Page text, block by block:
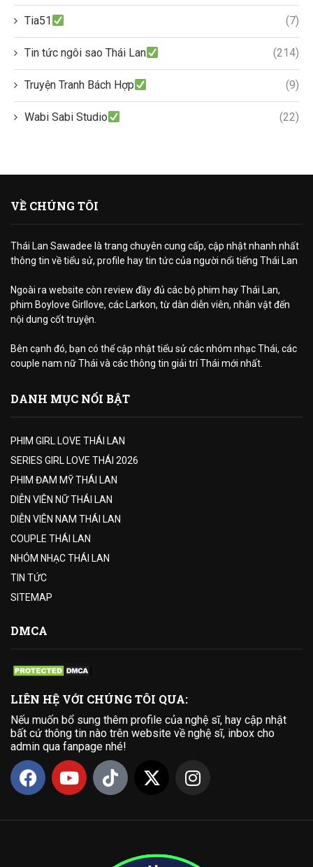
Tia51 (7)
Tin tức ngôi sao Thái Lan (214)
Truyện Tranh Bách Hợp (9)
Wabi Sabi Studio (22)
VỀ CHÚNG TÔI
Thái Lan Sawadee là trang chuyên cung cấp, cập nhật nhanh nhất
thông tin về tiểu sử, profile hay tin tức của người nổi tiếng Thái Lan
Ngoài ra website còn review đầy đủ các bộ phim hay Thái Lan,
phim Boylove Girllove, các Larkon, từ dàn diễn viên, nhân vật đến
nội dung cốt truyện.
Bên cạnh đó, bạn có thể cập nhật tiểu sử các nhóm nhạc Thái, các
couple nam nữ Thái và các thông tin giải trí Thái mới nhất.
DANH MỤC NỔI BẬT
PHIM GIRL LOVE THÁI LAN
SERIES GIRL LOVE THÁI 2026
PHIM ĐAM MỸ THÁI LAN
DIỄN VIÊN NỮ THÁI LAN
DIỄN VIÊN NAM THÁI LAN
COUPLE THÁI LAN
NHÓM NHẠC THÁI LAN
TIN TỨC
SITEMAP
DMCA
LIÊN HỆ VỚI CHÚNG TÔI QUA:
Nếu muốn bổ sung thêm profile của nghệ sĩ, hay cập nhật
bất cứ thông tin nào trên website về nghệ sĩ, inbox cho
admin qua fanpage nhé!